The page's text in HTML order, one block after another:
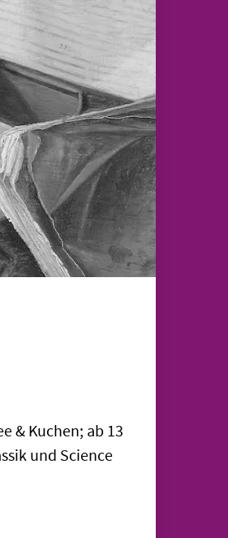
& Kuchen; ab 13
und Science